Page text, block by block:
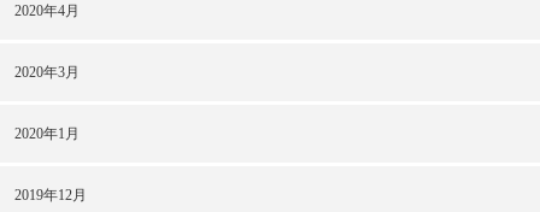
2020年4月
2020年3月
2020年1月
2019年12月